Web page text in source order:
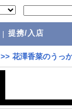
提携/入店
>> 花澤香菜のうっ